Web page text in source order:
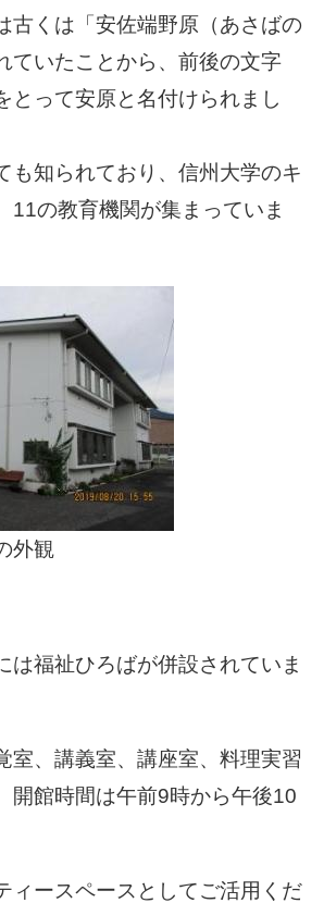
くは「安佐端野原（あさばの
ていたことから、前後の文字
とって安原と名付けられまし
知られており、信州大学のキ
11の教育機関が集まっていま
外観
は福祉ひろばが併設されていま
室、講義室、講座室、料理実習
開館時間は午前9時から午後10
ィースペースとしてご活用くだ